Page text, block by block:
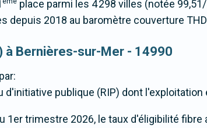
place parmi les 4 298 villes (notée
depuis 2018 au baromètre couverture THD
à Bernières-sur-Mer - 14990
d'initiative publique (RIP) dont
1er trimestre 2026, le taux d'éligibilité fibre